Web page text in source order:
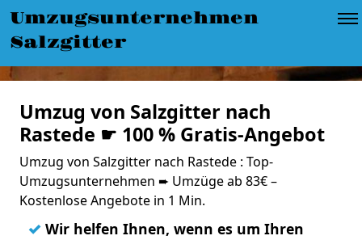
Umzugsunternehmen
Salzgitter
Umzug von Salzgitter nach
Rastede ☛ 100 % Gratis-Angebot
Umzug von Salzgitter nach Rastede : Top-
Umzugsunternehmen ➨ Umzüge ab 83€ –
Kostenlose Angebote in 1 Min.
✓ Wir helfen Ihnen, wenn es um Ihren